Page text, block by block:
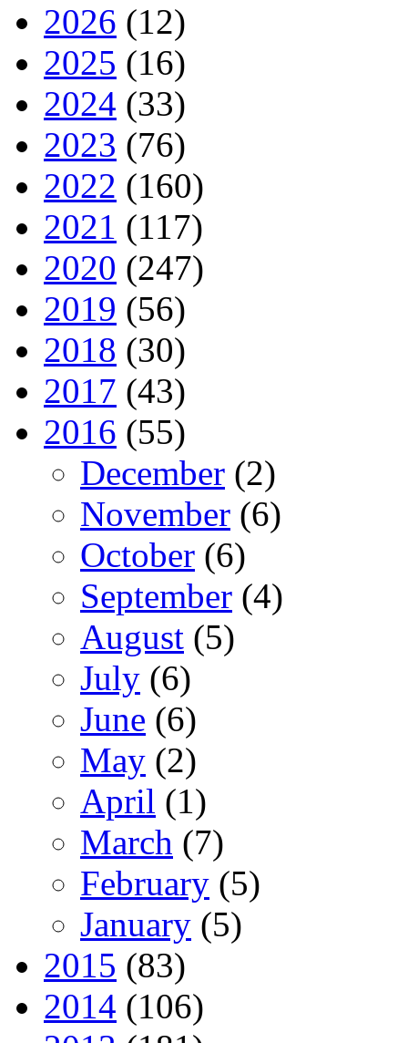
2026 (12)
2025 (16)
2024 (33)
2023 (76)
2022 (160)
2021 (117)
2020 (247)
2019 (56)
2018 (30)
2017 (43)
2016 (55)
December (2)
November (6)
October (6)
September (4)
August (5)
July (6)
June (6)
May (2)
April (1)
March (7)
February (5)
January (5)
2015 (83)
2014 (106)